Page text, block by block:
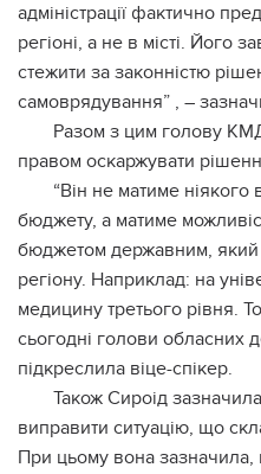
адміністрації фактично
регіоні, а не в місті. Його
стежити за законністю
самоврядування” , –
Разом з цим голову
правом оскаржувати
“Він не матиме
бюджету, а матиме
бюджетом державним,
регіону. Наприклад: на
медицину третього рівня.
сьогодні голови обласних
підкреслила віце-спікер.
Також Сироід
виправити ситуацію, що
При цьому вона